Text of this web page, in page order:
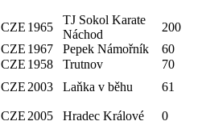
CZE 1965
TJ Sokol Karate
Náchod
200
CZE 1967 Pepek Námořník
60
CZE 1958 Trutnov
70
CZE 2003 Laňka v běhu 61
CZE 2005 Hradec Králové 0